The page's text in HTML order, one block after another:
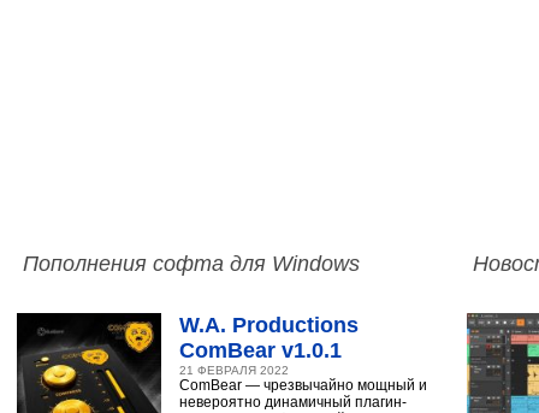
Пополнения софта для Windows
W.A. Productions
ComBear v1.0.1
21 ФЕВРАЛЯ 2022
ComBear — чрезвычайно мощный и
невероятно динамичный плагин-